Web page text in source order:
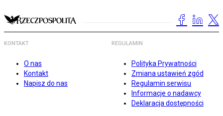
KONTAKT
O nas
Kontakt
Napisz do nas
REGULAMIN
Polityka Prywatności
Zmiana ustawień zgód
Regulamin serwisu
Informacje o nadawcy
Deklaracja dostępności